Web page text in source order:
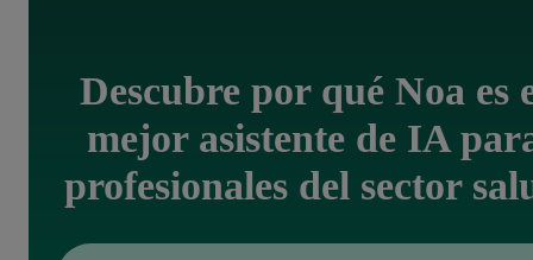
Descubre por qué Noa es
mejor asistente de IA
profesionales del sector